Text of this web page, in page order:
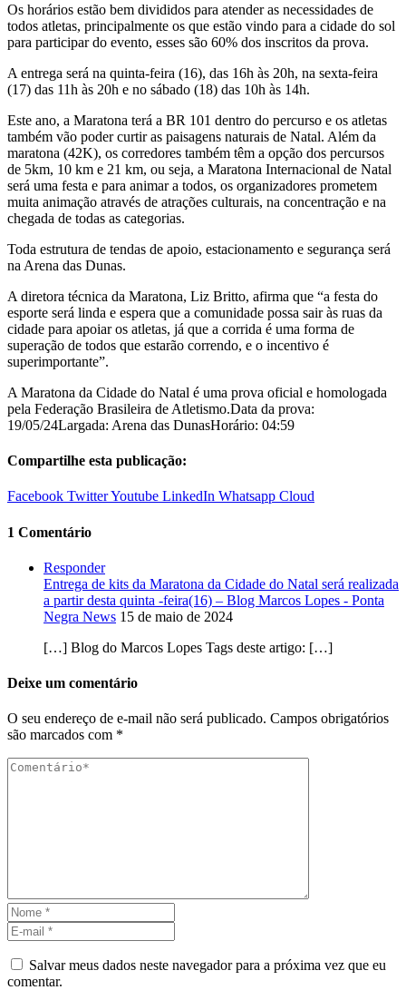
Os horários estão bem divididos para atender as necessidades de
todos atletas, principalmente os que estão vindo para a cidade do sol
para participar do evento, esses são 60% dos inscritos da prova.
A entrega será na quinta-feira (16), das 16h às 20h, na sexta-feira
(17) das 11h às 20h e no sábado (18) das 10h às 14h.
Este ano, a Maratona terá a BR 101 dentro do percurso e os atletas
também vão poder curtir as paisagens naturais de Natal. Além da
maratona (42K), os corredores também têm a opção dos percursos
de 5km, 10 km e 21 km, ou seja, a Maratona Internacional de Natal
será uma festa e para animar a todos, os organizadores prometem
muita animação através de atrações culturais, na concentração e na
chegada de todas as categorias.
Toda estrutura de tendas de apoio, estacionamento e segurança será
na Arena das Dunas.
A diretora técnica da Maratona, Liz Britto, afirma que “a festa do
esporte será linda e espera que a comunidade possa sair às ruas da
cidade para apoiar os atletas, já que a corrida é uma forma de
superação de todos que estarão correndo, e o incentivo é
superimportante”.
A Maratona da Cidade do Natal é uma prova oficial e homologada
pela Federação Brasileira de Atletismo.Data da prova:
19/05/24Largada: Arena das DunasHorário: 04:59
Compartilhe esta publicação:
Facebook TwitterYoutube LinkedIn Whatsapp Cloud
1 Comentário
Responder
Entrega de kits da Maratona da Cidade do Natal será realizada
a partir desta quinta -feira(16) – Blog Marcos Lopes - Ponta
Negra News 15 de maio de 2024
[…] Blog do Marcos Lopes Tags deste artigo: […]
Deixe um comentário
O seu endereço de e-mail não será publicado. Campos obrigatórios
são marcados com *
Salvar meus dados neste navegador para a próxima vez que eu
comentar.